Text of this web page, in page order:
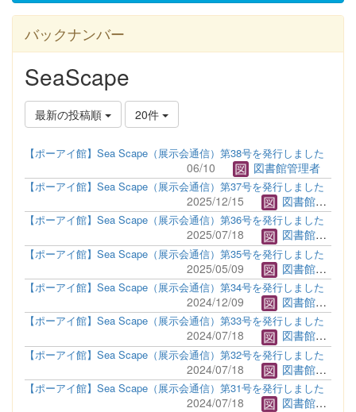
バックナンバー
SeaScape
最新の投稿順 20件
【ポーアイ館】Sea Scape（展示会通信）第38号を発行しました
06/10 図書館管理者
【ポーアイ館】Sea Scape（展示会通信）第37号を発行しました
2025/12/15 図書館管理者
【ポーアイ館】Sea Scape（展示会通信）第36号を発行しました
2025/07/18 図書館管理者
【ポーアイ館】Sea Scape（展示会通信）第35号を発行しました
2025/05/09 図書館管理者
【ポーアイ館】Sea Scape（展示会通信）第34号を発行しました
2024/12/09 図書館管理者
【ポーアイ館】Sea Scape（展示会通信）第33号を発行しました
2024/07/18 図書館管理者
【ポーアイ館】Sea Scape（展示会通信）第32号を発行しました
2024/07/18 図書館管理者
【ポーアイ館】Sea Scape（展示会通信）第31号を発行しました
2024/07/18 図書館管理者